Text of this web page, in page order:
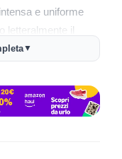
e uniforme
letteralmente il
devi più tenere
meno la mano. La
▼